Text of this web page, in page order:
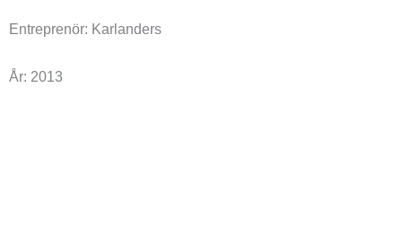
Entreprenör: Karlanders
År: 2013